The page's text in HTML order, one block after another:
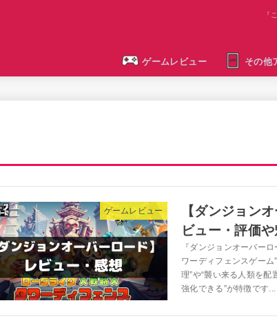
『
ゲームレビュー その他
ゲームレビュー
【ダンジョン
ビュー・評価
『ダンジョンオーバー
ワーディフェンスゲーム
理”や“襲い来る人類を配
強化できる”が特徴です...